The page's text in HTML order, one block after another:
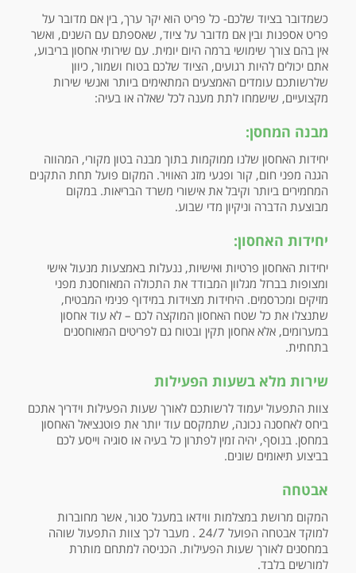
כשמדובר בציוד שלכם- כל פריט הוא יקר ערך, בין אם מדובר על
פריט אספנות ובין אם מדובר על ציוד, שאספתם עם השנים, ואשר
אין בהם צורך שימושי ברמה היום יומית. עם שירותי אחסון בריבוע,
אתם יכולים להיות רגועים, הציוד שלכם בטוח ושמור, כיוון
שלרשותכם עומדים האמצעים המתאימים ביותר ואנשי שירות
מקצועיים, שישמחו לתת מענה לכל שאלה או בעיה:
מבנה המחסן:
יחידות האחסון שלנו ממוקמות בתוך מבנה בטון מקורי, המהווה
הגנה מפני חום, קור ופגעי מזג האוויר. המקום פועל תחת התקנים
המחמירים ביותר וקיבל את אישורי משרד הבריאות. במקום
מבוצעת הדברה וניקיון מדי שבוע.
יחידות האחסון:
יחידות האחסון פרטיות ואישיות, ננעלות באמצעות מנעול אישי
ומצופות בברזל מגלוון המבודד את התכולה המאוחסנת מפני
מזיקים ומכרסמים. היחידות מצוידות במידוף פנימי המבטיח,
שתנצלו את כל שטח האחסון המוקצה לכם – לא עוד אחסון
במערומים, אלא אחסון תקין ובטוח גם לפריטים המאוחסנים
בתחתית.
שירות מלא בשעות הפעילות
צוות התפעול יעמוד לרשותכם לאורך שעות הפעילות וידריך אתכם
ביחס לאחסנה נכונה, שתמקסם עוד יותר את פוטנציאל האחסון
במחסן. בנוסף, יהיה זמין לפתרון כל בעיה או סוגיה וייסע לכם
בביצוע תיאומים שונים.
אבטחה
המקום מרושת במצלמות ווידאו במעגל סגור, אשר מחוברות
למוקד אבטחה הפועל 24/7 . מעבר לכך צוות התפעול שוהה
במחסנים לאורך שעות הפעילות. הכניסה למתחם מותרת
למורשים בלבד.